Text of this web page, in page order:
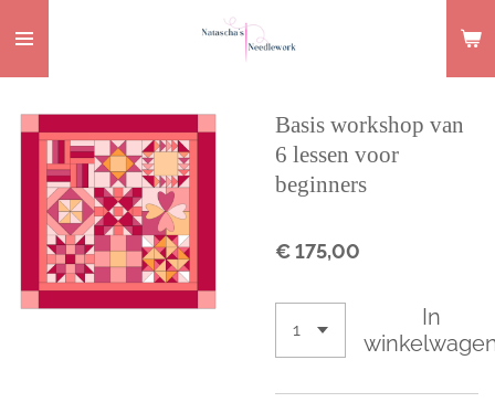
direct
naar
hoofdinhoud
Basis workshop van
6 lessen voor
beginners
€ 175,00
In